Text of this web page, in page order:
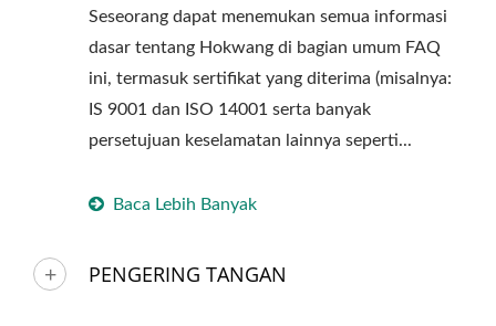
Seseorang dapat menemukan semua informasi
dasar tentang Hokwang di bagian umum FAQ
ini, termasuk sertifikat yang diterima (misalnya:
IS 9001 dan ISO 14001 serta banyak
persetujuan keselamatan lainnya seperti...
Baca Lebih Banyak
PENGERING TANGAN